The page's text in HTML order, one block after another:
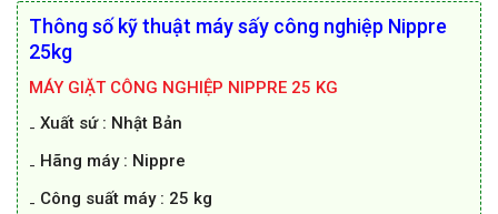
Thông số kỹ thuật máy sấy công nghiệp Nippre
25kg
MÁY GIẶT CÔNG NGHIỆP NIPPRE 25 KG
₋ Xuất sứ : Nhật Bản
₋ Hãng máy : Nippre
₋ Công suất máy : 25 kg